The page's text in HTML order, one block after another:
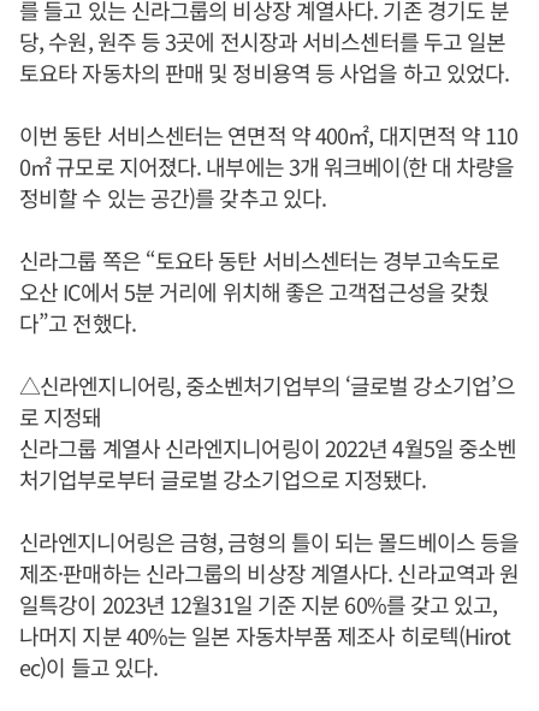
를 들고 있는 신라그룹의 비상장 계열사다. 기존 경기도 분
당, 수원, 원주 등 3곳에 전시장과 서비스센터를 두고 일본
토요타 자동차의 판매 및 정비용역 등 사업을 하고 있었다.
이번 동탄 서비스센터는 연면적 약 400㎡, 대지면적 약 110
0㎡ 규모로 지어졌다. 내부에는 3개 워크베이(한 대 차량을
정비할 수 있는 공간)를 갖추고 있다.
신라그룹 쪽은 “토요타 동탄 서비스센터는 경부고속도로
오산 IC에서 5분 거리에 위치해 좋은 고객접근성을 갖췄
다”고 전했다.
△신라엔지니어링, 중소벤처기업부의 ‘글로벌 강소기업’으
로 지정돼
신라그룹 계열사 신라엔지니어링이 2022년 4월5일 중소벤
처기업부로부터 글로벌 강소기업으로 지정됐다.
신라엔지니어링은 금형, 금형의 틀이 되는 몰드베이스 등을
제조·판매하는 신라그룹의 비상장 계열사다. 신라교역과 원
일특강이 2023년 12월31일 기준 지분 60%를 갖고 있고,
나머지 지분 40%는 일본 자동차부품 제조사 히로텍(Hirot
ec)이 들고 있다.